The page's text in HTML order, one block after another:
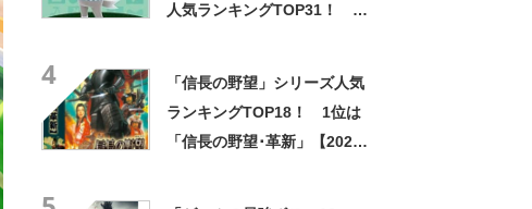
人気ランキングTOP31！ 1
4
「信長の野望」シリーズ人気
ランキングTOP18！ 1位は
「信長の野望･革新」【2022